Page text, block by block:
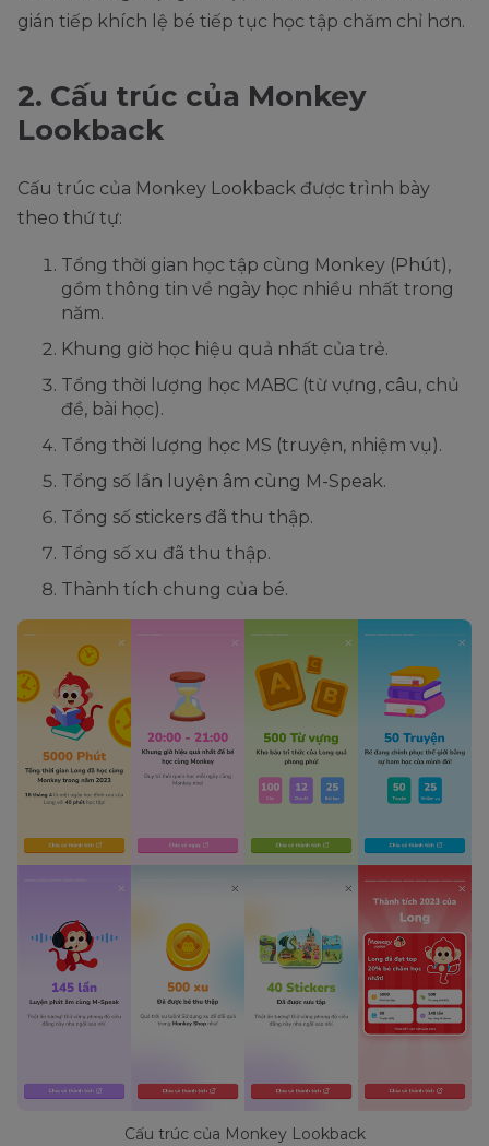
gián tiếp khích lệ bé tiếp tục học tập chăm chỉ hơn.
2. Cấu trúc của Monkey
Lookback
Cấu trúc của Monkey Lookback được trình bày
theo thứ tự:
Tổng thời gian học tập cùng Monkey (Phút),
gồm thông tin về ngày học nhiều nhất trong
năm.
Khung giờ học hiệu quả nhất của trẻ.
Tổng thời lượng học MABC (từ vựng, câu, chủ
đề, bài học).
Tổng thời lượng học MS (truyện, nhiệm vụ).
Tổng số lần luyện âm cùng M-Speak.
Tổng số stickers đã thu thập.
Tổng số xu đã thu thập.
Thành tích chung của bé.
Cấu trúc của Monkey Lookback